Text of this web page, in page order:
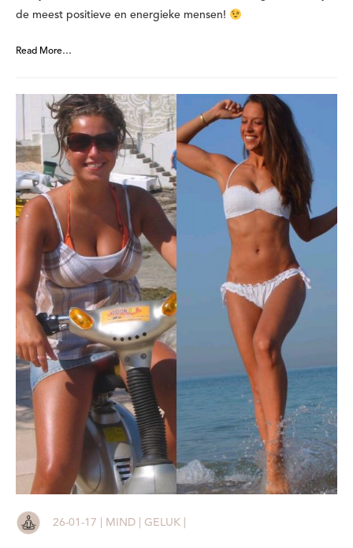
de meest positieve en energieke mensen!
Read More…
26-01-17 | MIND | GELUK |